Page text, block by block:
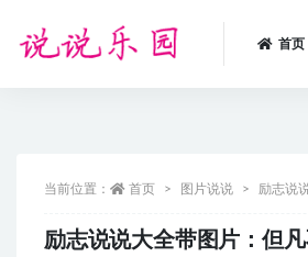
首页
当前位置： 首页 图片说说 励志说
励志说说大全带图片：但